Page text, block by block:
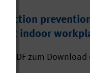
at indoor
PDF zum